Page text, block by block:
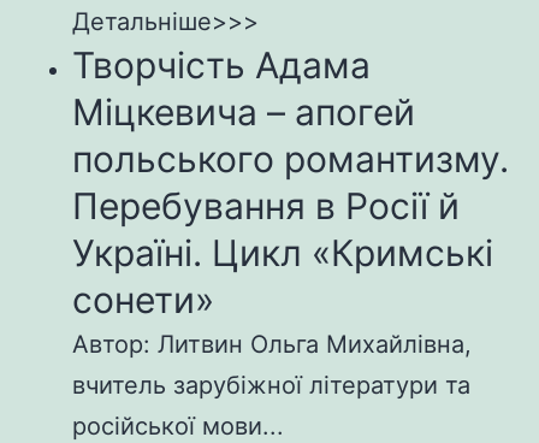
Детальніше>>>
Творчість Адама
Міцкевича – апогей
польського романтизму.
Перебування в Росії й
Україні. Цикл «Кримські
сонети»
Автор: Литвин Ольга Михайлівна,
вчитель зарубіжної літератури та
російської мови...